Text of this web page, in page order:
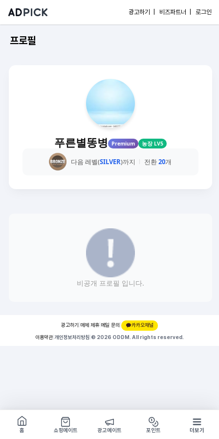
광고하기 | 비즈파트너 | 로그인
프로필
푸른별똥병 Premium 농장 LV5
다음 레벨(SILVER)까지 전환20개
비공개 프로필 입니다.
광고하기 매체 제휴 메일 문의 |
카카오채널
이용약관 개인정보처리방침 © 2026 ODDM. All rights reserved.
쇼핑몰 구경하기
방문시 1G
홈
쇼핑메이트 광고메이트 포인트 더보기